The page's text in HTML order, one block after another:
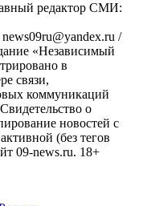
редактор СМИ:
/
«Независимый
в
связи,
коммуникаций
о
новостей с
(без тегов
09-news.ru. 18+